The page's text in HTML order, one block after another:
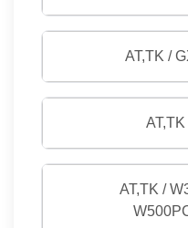
AT,TK /
AT,TK /